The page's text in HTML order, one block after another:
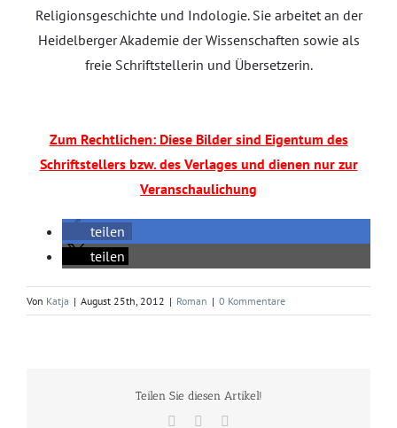
Religionsgeschichte und Indologie. Sie arbeitet an der
Heidelberger Akademie der Wissenschaften sowie als
freie Schriftstellerin und Übersetzerin.
Zum Rechtlichen: Diese Bilder sind Eigentum des
Schriftstellers bzw. des Verlages und dienen nur zur
Veranschaulichung
teilen
teilen
Von Katja | August 25th, 2012 | Roman | 0 Kommentare
Teilen Sie diesen Artikel!
Facebook
Twitter